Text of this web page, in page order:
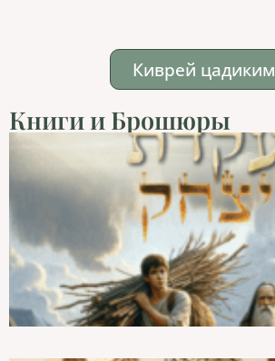
Киврей цадиким
Книги и Брошюры